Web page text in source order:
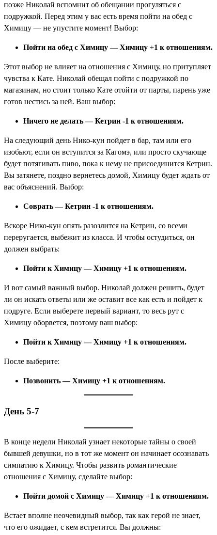
позже Николай вспомнит об обещании прогуляться с
подружкой. Перед этим у вас есть время пойти на обед с
Химицу — не упустите момент! Выбор:
Пойти на обед с Химицу — Химицу +1 к отношениям.
Этот выбор не влияет на отношения с Химицу, но притупляет
чувства к Кате. Николай обещал пойти с подружкой по
магазинам, но стоит только Кате отойти от парты, парень уже
готов нестись за ней. Ваш выбор:
Ничего не делать — Кетрин -1 к отношениям.
На следующий день Нико-кун пойдет в бар, там или его
изобьют, если он вступится за Кагомэ, или просто скучающе
будет потягивать пиво, пока к нему не присоединится Кетрин.
Вы затянете, поздно вернетесь домой, Химицу будет ждать от
вас объяснений. Выбор:
Соврать — Кетрин -1 к отношениям.
Вскоре Нико-кун опять разозлится на Кетрин, со всеми
переругается, выбежит из класса. И чтобы остудиться, он
должен выбрать:
Пойти к Химицу — Химицу +1 к отношениям.
И вот самый важный выбор. Николай должен решить, будет
ли он искать ответы или же оставит все как есть и пойдет к
подруге. Если выберете первый вариант, то весь рут с
Химицу оборвется, поэтому ваш выбор:
Пойти к Химицу — Химицу +1 к отношениям.
После выберите:
Позвонить — Химицу +1 к отношениям.
День 5-7
В конце недели Николай узнает некоторые тайны о своей
бывшей девушки, но в тот же момент он начинает осознавать
симпатию к Химицу. Чтобы развить романтические
отношения с Химицу, сделайте выбор:
Пойти домой с Химицу — Химицу +1 к отношениям.
Встает вполне неочевидный выбор, так как герой не знает,
что его ожидает, с кем встретится. Вы должны: